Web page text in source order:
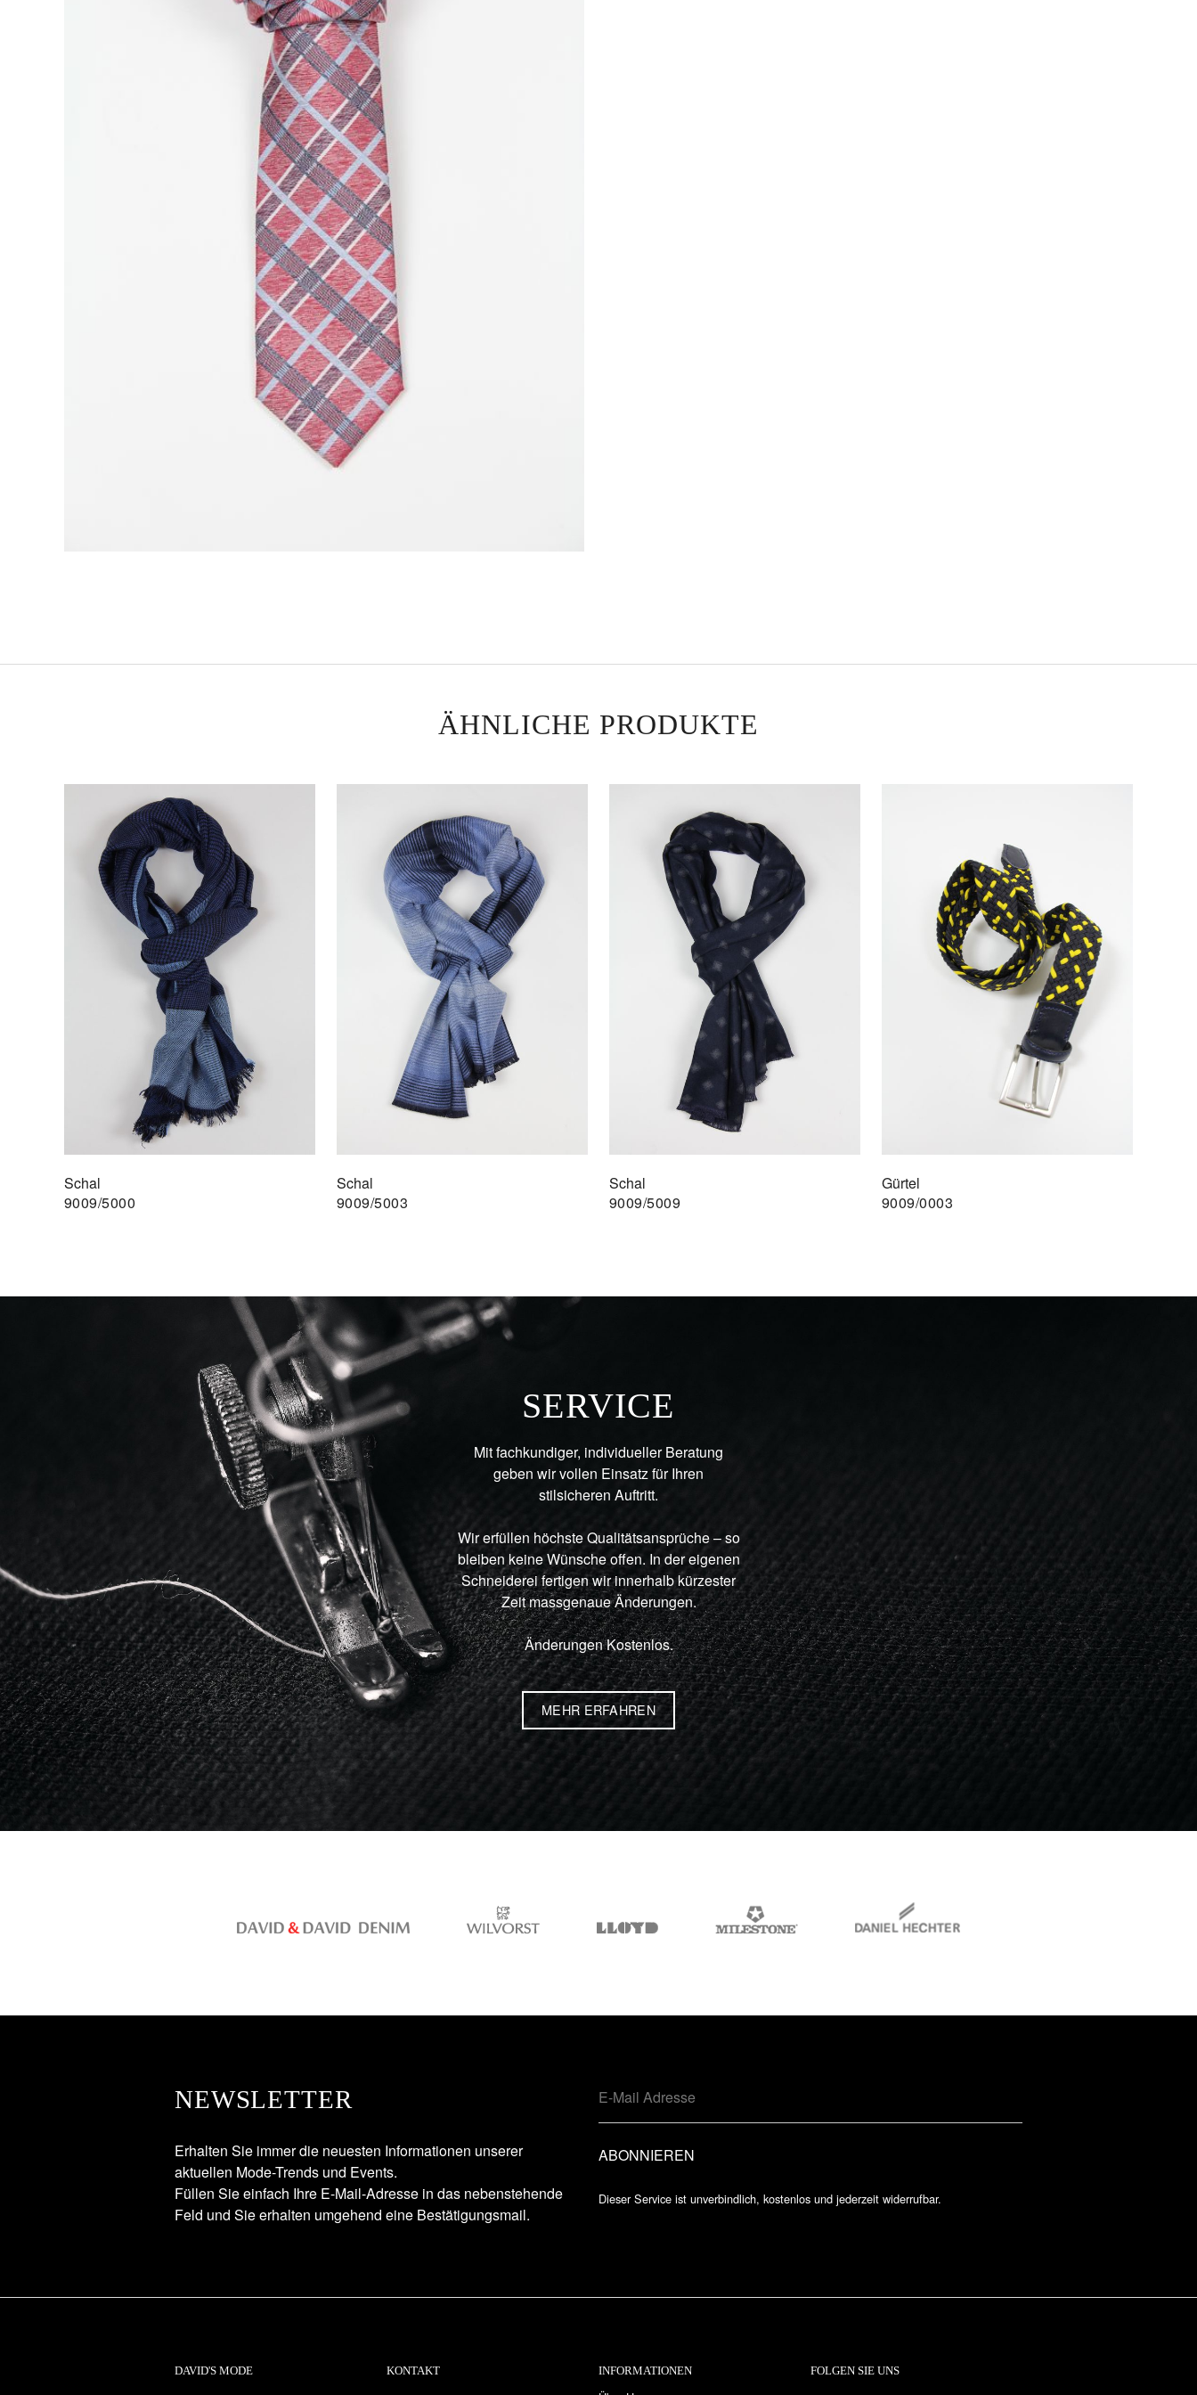
Krawatte
9009/2022
Für den feinen Anlass oder als Business-Ergänzung zu
formellen Anzügen zeigen sich die stilvollen Krawatten von
Davids Mode. Krawatten in anspruchsvoller Qualität aus
AUF DEN MERKZETTEL
ÄHNLICHE PRODUKTE
Schal
9009/5000
Schal
9009/5003
Schal
9009/5009
Gürtel
9009/0003
SERVICE
Mit fachkundiger, individueller Beratung
geben wir vollen Einsatz für Ihren
stilsicheren Auftritt.
Wir erfüllen höchste Qualitätsansprüche – so
bleiben keine Wünsche offen. In der eigenen
Schneiderei fertigen wir innerhalb kürzester
Zeit massgenaue Änderungen.
Änderungen Kostenlos.
MEHR ERFAHREN
NEWSLETTER
Erhalten Sie immer die neuesten Informationen unserer
aktuellen Mode-Trends und Events.
Füllen Sie einfach Ihre E-Mail-Adresse in das nebenstehende
Feld und Sie erhalten umgehend eine Bestätigungsmail.
Dieser Service ist unverbindlich, kostenlos und jederzeit widerrufbar.
DAVID'S MODE KONTAKT INFORMATIONEN FOLGEN SIE UNS